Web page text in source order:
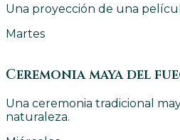
Una proyección de una
Martes
Ceremonia maya del
Una ceremonia tradicional
naturaleza.